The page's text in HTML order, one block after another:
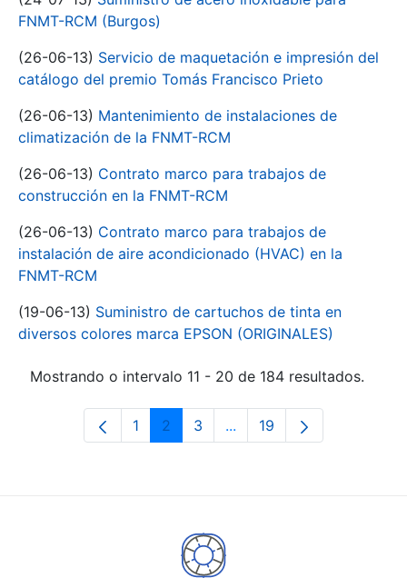
FNMT-RCM (Burgos)
(26-06-13) Servicio de maquetación e impresión del
catálogo del premio Tomás Francisco Prieto
(26-06-13) Mantenimiento de instalaciones de
climatización de la FNMT-RCM
(26-06-13) Contrato marco para trabajos de
construcción en la FNMT-RCM
(26-06-13) Contrato marco para trabajos de
instalación de aire acondicionado (HVAC) en la
FNMT-RCM
(19-06-13) Suministro de cartuchos de tinta en
diversos colores marca EPSON (ORIGINALES)
Mostrando o intervalo 11 - 20 de 184 resultados.
Páxina
1 Páxina
2 Páxina
3 ...Páxinas intermedias Use
Páxina
19